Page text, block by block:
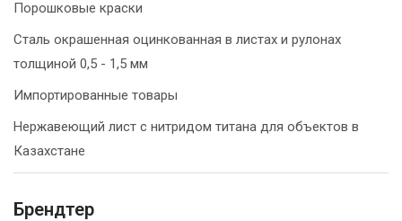
Порошковые краски
Сталь окрашенная оцинкованная в листах и рулонах
толщиной 0,5 - 1,5 мм
Импортированные товары
Нержавеющий лист с нитридом титана для объектов в
Казахстане
Брендтер